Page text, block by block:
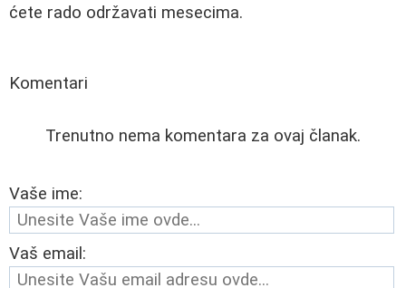
ćete rado održavati mesecima.
Komentari
Trenutno nema komentara za ovaj članak.
Vaše ime:
Vaš email: